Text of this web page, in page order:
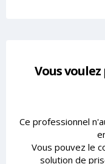
Vous
Ce professionnel
Vous pouvez le
solution de